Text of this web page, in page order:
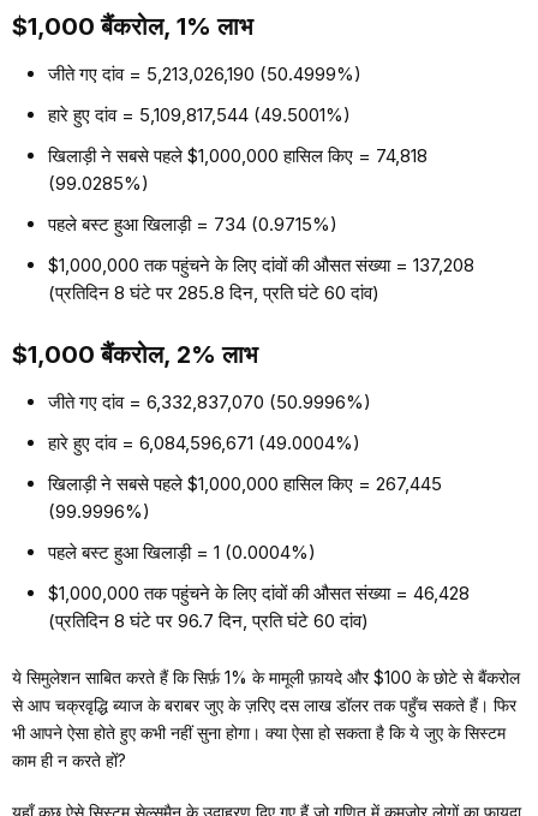
$1,000 बैंकरोल, 1% लाभ
जीते गए दांव = 5,213,026,190 (50.4999%)
हारे हुए दांव = 5,109,817,544 (49.5001%)
खिलाड़ी ने सबसे पहले $1,000,000 हासिल किए = 74,818
(99.0285%)
पहले बस्ट हुआ खिलाड़ी = 734 (0.9715%)
$1,000,000 तक पहुंचने के लिए दांवों की औसत संख्या = 137,208
(प्रतिदिन 8 घंटे पर 285.8 दिन, प्रति घंटे 60 दांव)
$1,000 बैंकरोल, 2% लाभ
जीते गए दांव = 6,332,837,070 (50.9996%)
हारे हुए दांव = 6,084,596,671 (49.0004%)
खिलाड़ी ने सबसे पहले $1,000,000 हासिल किए = 267,445
(99.9996%)
पहले बस्ट हुआ खिलाड़ी = 1 (0.0004%)
$1,000,000 तक पहुंचने के लिए दांवों की औसत संख्या = 46,428
(प्रतिदिन 8 घंटे पर 96.7 दिन, प्रति घंटे 60 दांव)
ये सिमुलेशन साबित करते हैं कि सिर्फ़ 1% के मामूली फ़ायदे और $100 के छोटे से बैंकरोल
से आप चक्रवृद्धि ब्याज के बराबर जुए के ज़रिए दस लाख डॉलर तक पहुँच सकते हैं। फिर
भी आपने ऐसा होते हुए कभी नहीं सुना होगा। क्या ऐसा हो सकता है कि ये जुए के सिस्टम
काम ही न करते हों?
यहाँ कुछ ऐसे सिस्टम सेल्समैन के उदाहरण दिए गए हैं जो गणित में कमज़ोर लोगों का फ़ायदा